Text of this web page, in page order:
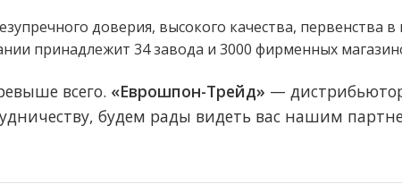
доверия, высокого качества, первенства
принадлежит 34 завода и 3000 фирменных
всего. «Еврошпон-Трейд» —
будем рады видеть вас нашим